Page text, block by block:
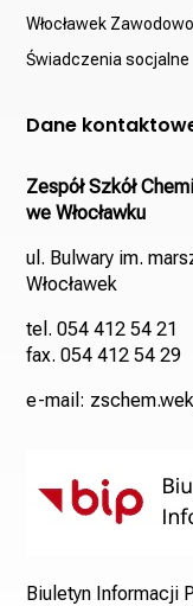
Włocławek Zawodowo
Świadczenia socjalne
Dane
Zespół Szkół
we Włocławku
ul. Bulwary im.
Włocławek
tel. 054 412 54 21
fax. 054 412 54 29
e-mail:
Biuletyn Informacji